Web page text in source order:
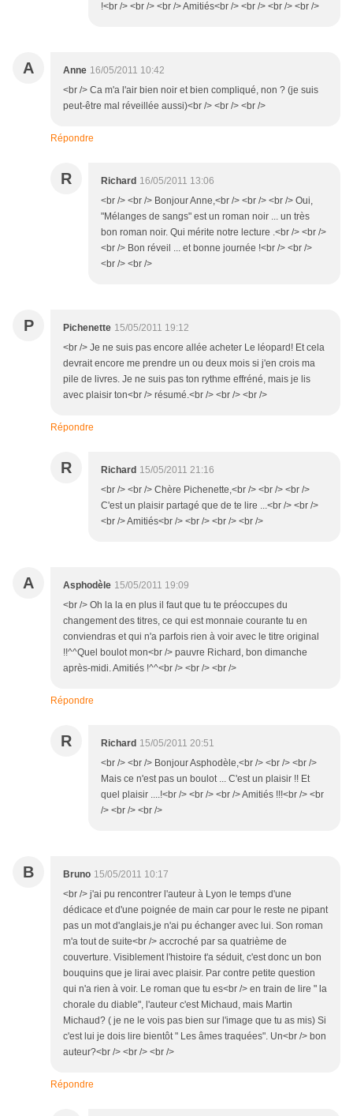
!<br /> <br /> <br /> Amitiés<br /> <br /> <br /> <br />
A Anne 16/05/2011 10:42
<br /> Ca m'a l'air bien noir et bien compliqué, non ? (je suis
peut-être mal réveillée aussi)<br /> <br /> <br />
Répondre
R Richard 16/05/2011 13:06
<br /> <br /> Bonjour Anne,<br /> <br /> <br /> Oui,
"Mélanges de sangs" est un roman noir ... un très
bon roman noir. Qui mérite notre lecture .<br /> <br />
<br /> Bon réveil ... et bonne journée !<br /> <br />
<br /> <br />
P Pichenette 15/05/2011 19:12
<br /> Je ne suis pas encore allée acheter Le léopard! Et cela
devrait encore me prendre un ou deux mois si j'en crois ma
pile de livres. Je ne suis pas ton rythme effréné, mais je lis
avec plaisir ton<br /> résumé.<br /> <br /> <br />
Répondre
R Richard 15/05/2011 21:16
<br /> <br /> Chère Pichenette,<br /> <br /> <br />
C'est un plaisir partagé que de te lire ...<br /> <br />
<br /> Amitiés<br /> <br /> <br /> <br />
A Asphodèle 15/05/2011 19:09
<br /> Oh la la en plus il faut que tu te préoccupes du
changement des titres, ce qui est monnaie courante tu en
conviendras et qui n'a parfois rien à voir avec le titre original
!!^^Quel boulot mon<br /> pauvre Richard, bon dimanche
après-midi. Amitiés !^^<br /> <br /> <br />
Répondre
R Richard 15/05/2011 20:51
<br /> <br /> Bonjour Asphodèle,<br /> <br /> <br />
Mais ce n'est pas un boulot ... C'est un plaisir !! Et
quel plaisir ....!<br /> <br /> <br /> Amitiés !!!<br /> <br
/> <br /> <br />
B Bruno 15/05/2011 10:17
<br /> j'ai pu rencontrer l'auteur à Lyon le temps d'une
dédicace et d'une poignée de main car pour le reste ne pipant
pas un mot d'anglais,je n'ai pu échanger avec lui. Son roman
m'a tout de suite<br /> accroché par sa quatrième de
couverture. Visiblement l'histoire t'a séduit, c'est donc un bon
bouquins que je lirai avec plaisir. Par contre petite question
qui n'a rien à voir. Le roman que tu es<br /> en train de lire " la
chorale du diable", l'auteur c'est Michaud, mais Martin
Michaud? ( je ne le vois pas bien sur l'image que tu as mis) Si
c'est lui je dois lire bientôt " Les âmes traquées". Un<br /> bon
auteur?<br /> <br /> <br />
Répondre